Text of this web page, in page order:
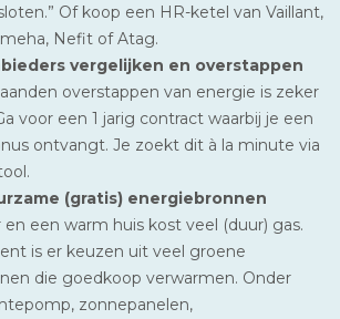
Of koop een HR-ketel van Vaillant,
Nefit of Atag.
vergelijken en overstappen
overstappen van energie is zeker
voor een 1 jarig contract waarbij je een
ontvangt. Je zoekt dit à la minute via
(gratis) energiebronnen
een warm huis kost veel (duur) gas.
is er keuzen uit veel groene
die goedkoop verwarmen. Onder
zonnepanelen,